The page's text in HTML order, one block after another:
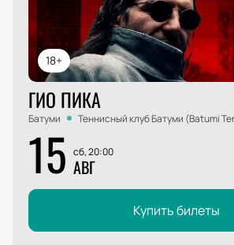
18+
ГИО ПИКА
Батуми Теннисный клуб Батуми (Batumi
15 сб, 20:00
АВГ
Купить билеты